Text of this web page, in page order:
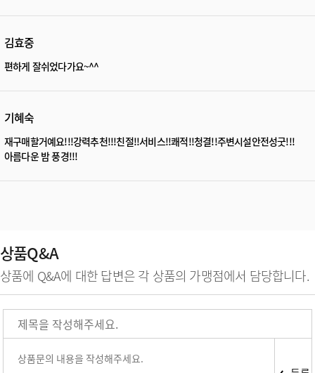
김효중
편하게 잘쉬었다가요~^^
기혜숙
재구매할거예요!!!강력추천!!!친절!!서비스!!쾌적!!청결!!주변시설안전성굿!!!
아름다운 밤 풍경!!!
상품Q&A
상품에 Q&A에 대한 답변은 각 상품의 가맹점에서 담당합니다.